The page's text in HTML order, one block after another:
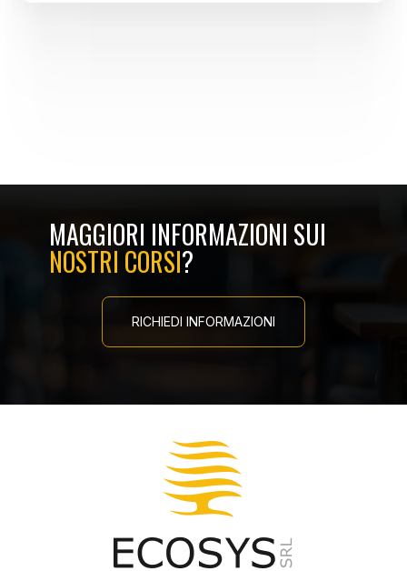
MAGGIORI INFORMAZIONI SUI
NOSTRI CORSI?
RICHIEDI INFORMAZIONI